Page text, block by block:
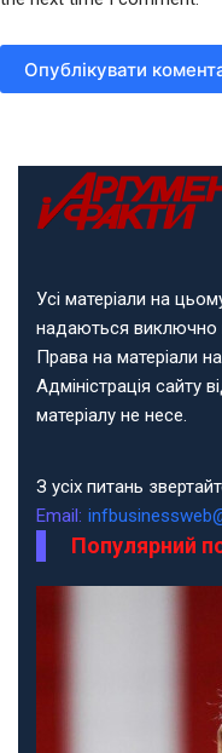
Опублікувати
Усі матеріали на
надаються виключно
Права на матеріали
Адміністрація сайту
матеріалу не несе.
З усіх питань
Email:
Популярний